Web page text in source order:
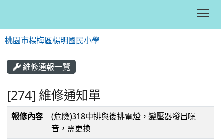
桃園市楊梅區楊明國民小學
維修通報一覽
[274] 維修通知單
報修內容
(危險)318中排與後排電燈，變壓器發出噪
音，需更換